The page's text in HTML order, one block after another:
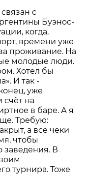
с
Буэнос-
когда,
времени уже
проживание. На
молодые люди.
Хотел бы
И так -
уже
на
в баре. А я
Требую:
а все чеки
чтобы
заведения. В
турнира. Тоже